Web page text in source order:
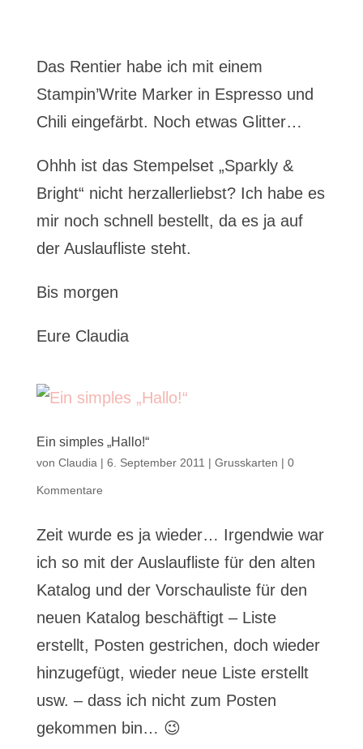
Das Rentier habe ich mit einem
Stampin’Write Marker in Espresso und
Chili eingefärbt. Noch etwas Glitter…
Ohhh ist das Stempelset „Sparkly &
Bright“ nicht herzallerliebst? Ich habe es
mir noch schnell bestellt, da es ja auf
der Auslaufliste steht.
Bis morgen
Eure Claudia
Ein simples „Hallo!“
von Claudia | 6. September 2011 | Grusskarten | 0
Kommentare
Zeit wurde es ja wieder… Irgendwie war
ich so mit der Auslaufliste für den alten
Katalog und der Vorschauliste für den
neuen Katalog beschäftigt – Liste
erstellt, Posten gestrichen, doch wieder
hinzugefügt, wieder neue Liste erstellt
usw. – dass ich nicht zum Posten
gekommen bin… 😉